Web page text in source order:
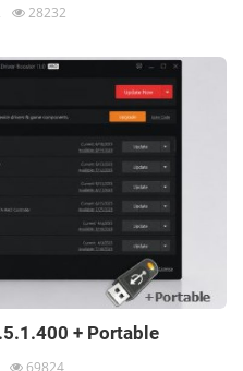
28232
+ Portable
69824